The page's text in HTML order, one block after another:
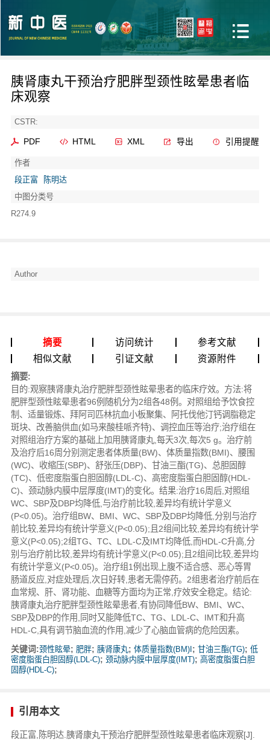
胰肾康丸干预治疗肥胖型颈性眩晕患者临
床观察
CSTR:
PDF HTML XML 导出 引用提醒
作者
段正富
陈明达
中图分类号
R274.9
Author
摘要 访问统计
参考文献
相似文献
引证文献 资源附件
摘要:
目的:观察胰肾康丸治疗肥胖型颈性眩晕患者的临床疗效。方法:将
肥胖型颈性眩晕患者96例随机分为2组各48例。对照组给予饮食控
制、适量锻炼、拜阿司匹林抗血小板聚集、阿托伐他汀钙调脂稳定
斑块、改善脑供血(如马来酸桂哌齐特)、调控血压等治疗;治疗组在
对照组治疗方案的基础上加用胰肾康丸,每天3次,每次5 g。治疗前
及治疗后16周分别测定患者体质量(BW)、体质量指数(BMI)、腰围
(WC)、收缩压(SBP)、舒张压(DBP)、甘油三酯(TG)、总胆固醇
(TC)、低密度脂蛋白胆固醇(LDL-C)、高密度脂蛋白胆固醇(HDL-
C)、颈动脉内膜中层厚度(IMT)的变化。结果:治疗16周后,对照组
WC、SBP及DBP均降低,与治疗前比较,差异均有统计学意义
(P<0.05)。治疗组BW、BMI、WC、SBP及DBP均降低,分别与治疗
前比较,差异均有统计学意义(P<0.05);且2组间比较,差异均有统计学
意义(P<0.05);2组TG、TC、LDL-C及IMT均降低,而HDL-C升高,分
别与治疗前比较,差异均有统计学意义(P<0.05);且2组间比较,差异均
有统计学意义(P<0.05)。治疗组1例出现上腹不适合感、恶心等胃
肠道反应,对症处理后,次日好转,患者无需停药。2组患者治疗前后在
血常规、肝、肾功能、血糖等方面均为正常,疗效安全稳定。结论:
胰肾康丸治疗肥胖型颈性眩晕患者,有协同降低BW、BMI、WC、
SBP及DBP的作用,同时又能降低TC、TG、LDL-C、IMT和升高
HDL-C,具有调节脑血流的作用,减少了心脑血管病的危险因素。
关键词:颈性眩晕; 肥胖; 胰肾康丸; 体质量指数(BM)I; 甘油三酯(TG); 低
密度脂蛋白胆固醇(LDL-C); 颈动脉内膜中层厚度(IMT); 高密度脂蛋白胆
固醇(HDL-C);
引用本文
段正富,陈明达.胰肾康丸干预治疗肥胖型颈性眩晕患者临床观察[J].